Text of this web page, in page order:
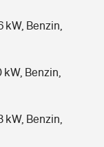
kW, Benzin,
Benzin,
kW, Benzin,